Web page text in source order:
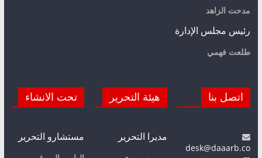
مدحت الزاهد
رئيس مجلس الإدارة
طلعت فهمي
اتصل بنا
desk@daaarb.co
هيئة التحرير
مديرا التحرير
تحت الانشاء
مستشارو التحرير